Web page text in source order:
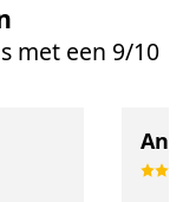
met een 9/10